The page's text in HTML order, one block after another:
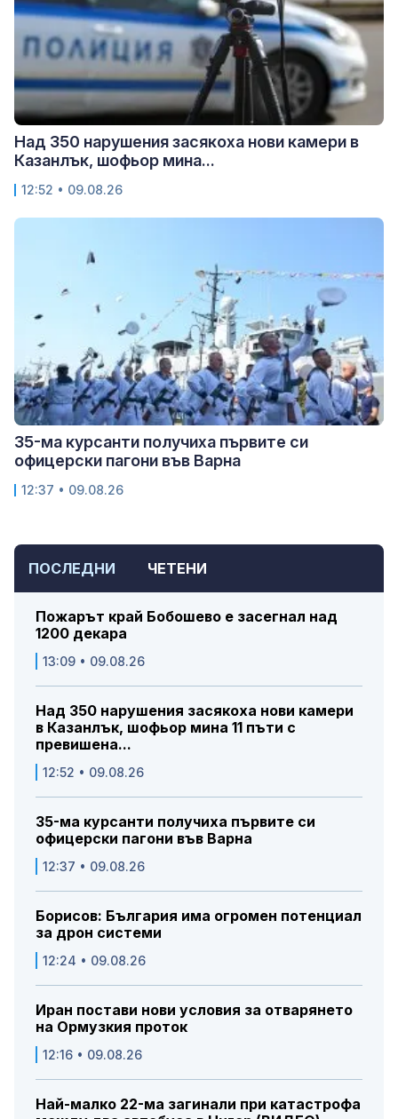
ПОСЛЕДНИ ЧЕТЕНИ
Пожарът край Бобошево е засегнал над
1200 декара
13:09 • 09.08.26
Над 350 нарушения засякоха нови камери
в Казанлък, шофьор мина 11 пъти с
превишена...
12:52 • 09.08.26
35-ма курсанти получиха първите си
офицерски пагони във Варна
12:37 • 09.08.26
Борисов: България има огромен потенциал
за дрон системи
12:24 • 09.08.26
Иран постави нови условия за отварянето
на Ормузкия проток
12:16 • 09.08.26
Най-малко 22-ма загинали при катастрофа
Над 350 нарушения засякоха нови камери в
Казанлък, шофьор мина...
12:52 • 09.08.26
35-ма курсанти получиха първите си
офицерски пагони във Варна
12:37 • 09.08.26